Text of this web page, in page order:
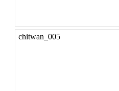
chitwan_005